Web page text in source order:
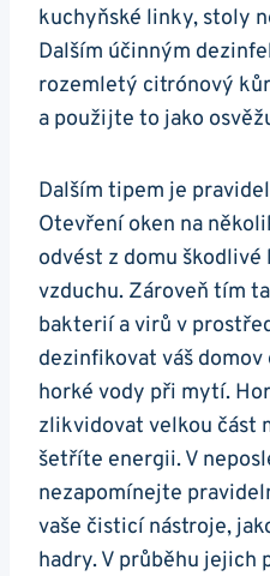
kuchyňské linky, stoly
Dalším účinným
rozemletý citrónový
a použijte to jako
Dalším tipem je
Otevření oken na
odvést z domu
vzduchu. Zároveň tím
bakterií a virů v
dezinfikovat váš
horké vody při mytí.
zlikvidovat velkou část
šetříte energii. V
nezapomínejte
vaše čisticí nástroje,
hadry. V průběhu jejich